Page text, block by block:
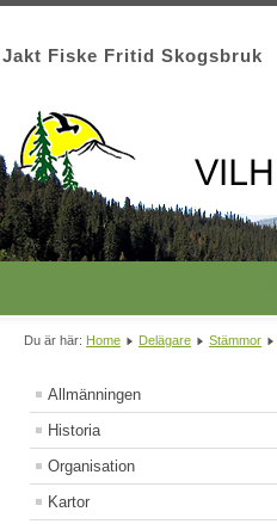
Jakt Fiske Fritid Skogsbruk
Du är här: Home Delägare Stämmor
Allmänningen
Historia
Organisation
Kartor